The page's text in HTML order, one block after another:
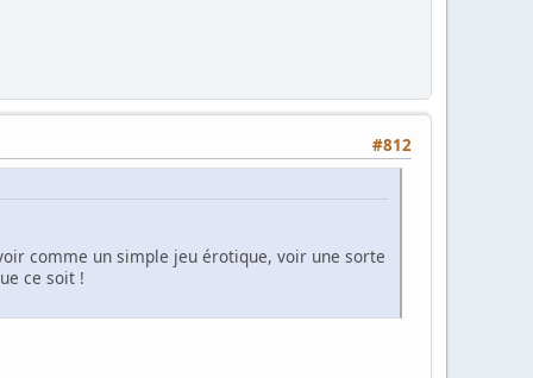
#812
comme un simple jeu érotique, voir une sorte
ce soit !